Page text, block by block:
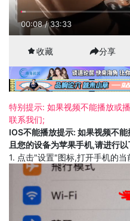
00:08/33:33
收藏 分享
特别提示: 如果视频不能播放或
联系我们;
IOS不能播放提示: 如果视频不
且您的设备为苹果手机,请进行
1. 点击"设置"图标,打开手机的当